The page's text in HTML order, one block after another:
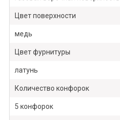
Цвет поверхности
медь
Цвет фурнитуры
латунь
Количество конфорок
5 конфорок